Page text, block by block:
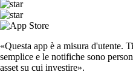
«Questa app è a misura d'utente.
semplice e le notifiche sono
asset su cui investire».